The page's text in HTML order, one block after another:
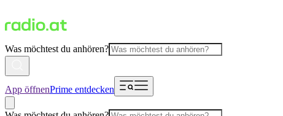
Was möchtest du anhören?
App öffnenPrime entdecken